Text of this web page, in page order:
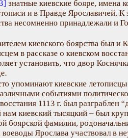
знатные киевские бояре, имена
и в Правде Ярославичей. К
несомненно принадлежали и
киевского боярства был и
в рассказе о киевском
установить, что двор
упоминают киевские
событиями
1113 г. был разграблен
нам киевский тысяцкий – был
боярской фамилии,
Ярослава участвовал в